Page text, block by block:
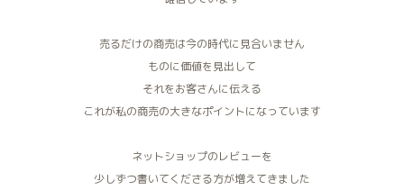
売るだけの商売は今の時代に見合いません
ものに価値を見出して
それをお客さんに伝える
これが私の商売の大きなポイントになっています
ネットショップのレビューを
少しずつ書いてくださる方が増えてきました